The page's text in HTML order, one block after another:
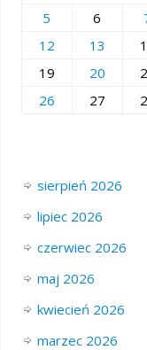
5
6
12
13
19
20
26
27
sierpień 2026
lipiec 2026
czerwiec 2026
maj 2026
kwiecień 2026
marzec 2026